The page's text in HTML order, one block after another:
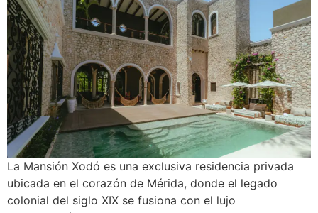
La Mansión Xodó es una exclusiva residencia privada
ubicada en el corazón de Mérida, donde el legado
colonial del siglo XIX se fusiona con el lujo